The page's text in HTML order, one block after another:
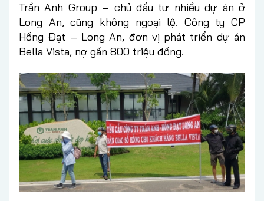
Trần Anh Group – chủ đầu tư nhiều dự án ở
Long An, cũng không ngoại lệ. Công ty CP
Hồng Đạt – Long An, đơn vị phát triển dự án
Bella Vista, nợ gần 800 triệu đồng.